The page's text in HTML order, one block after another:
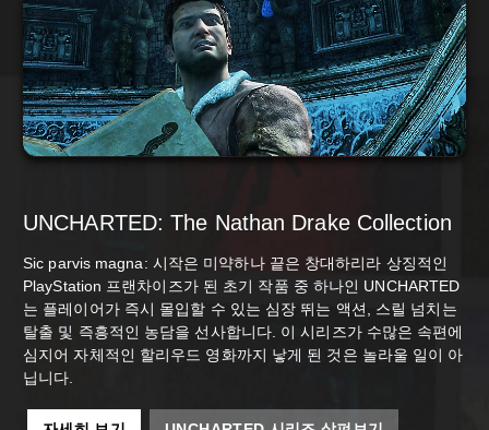
UNCHARTED: The Nathan Drake Collection
Sic parvis magna: 시작은 미약하나 끝은 창대하리라 상징적인
PlayStation 프랜차이즈가 된 초기 작품 중 하나인 UNCHARTED
는 플레이어가 즉시 몰입할 수 있는 심장 뛰는 액션, 스릴 넘치는
탈출 및 즉흥적인 농담을 선사합니다. 이 시리즈가 수많은 속편에
심지어 자체적인 할리우드 영화까지 낳게 된 것은 놀라울 일이 아
닙니다.